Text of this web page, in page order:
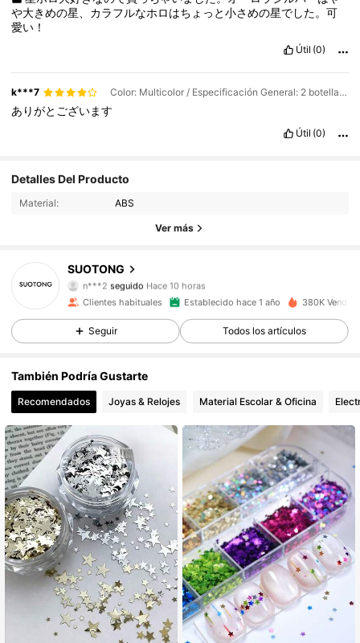
や大きめの星、カラフルなホロはちょっと小さめの星でした。可
愛い！
Útil (0)
k***7 Color: Multicolor / Especificación General: 2 botellas de 3G-HXL04
ありがとございます
Útil (0)
Detalles Del Producto
Material: ABS
Ver más
SUOTONG
14K Seguidores
n***2seguido
4,92
14K Seguidores
4,92 14K Seguidores
4,92 14K Seguidores
4,92 14K Seguidores
4,92 14K Seguidores
4,92 14K Seguidores
4,92 14K Seguidores
Clientes habituales Establecido hace 1 año 380K
Seguir Todos los artículos
También Podría Gustarte
Recomendados Joyas & Relojes Material Escolar & Oficina